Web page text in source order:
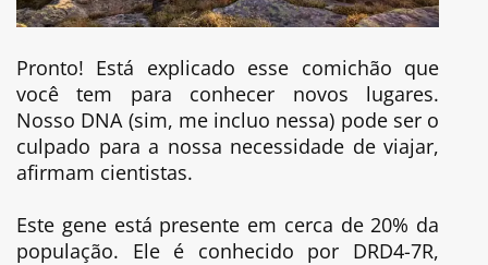
Pronto! Está explicado esse comichão que
você tem para conhecer novos lugares.
Nosso DNA (sim, me incluo nessa) pode ser o
culpado para a nossa necessidade de viajar,
afirmam cientistas.
Este gene está presente em cerca de 20% da
população. Ele é conhecido por DRD4-7R,